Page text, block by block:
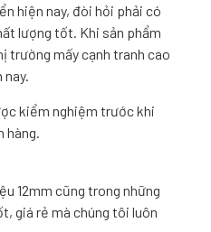
hiện nay, đòi hỏi phải có
lượng tốt. Khi sản phẩm
trường mấy cạnh tranh cao
kiểm nghiệm trước khi
hàng.
12mm cũng trong những
giá rẻ mà chúng tôi luôn